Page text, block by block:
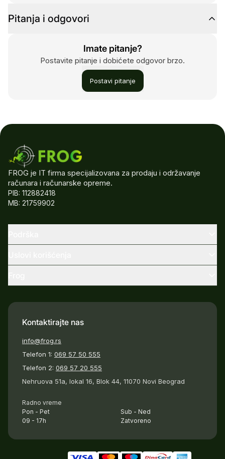
Pitanja i odgovori
Imate pitanje?
Postavite pitanje i dobićete odgovor brzo.
Postavi pitanje
FROG je IT firma specijalizovana za prodaju i održavanje
računara i računarske opreme.
PIB: 112882418
MB: 21759902
Kontaktirajte nas
info@frog.rs
Telefon 1: 069 57 50 555
Telefon 2: 069 57 20 555
Nehruova 51a, lokal 16, Blok 44, 11070 Novi Beograd
Radno vreme
Pon - Pet
09 - 17h
Sub - Ned
Zatvoreno